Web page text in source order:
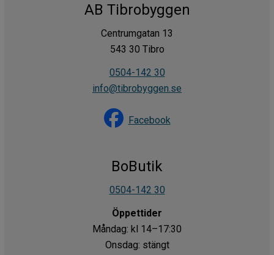
AB Tibrobyggen
Centrumgatan 13
543 30 Tibro
0504-142 30
info@tibrobyggen.se
Facebook
BoButik
0504-142 30
Öppettider
Måndag: kl 14–17:30
Onsdag: stängt